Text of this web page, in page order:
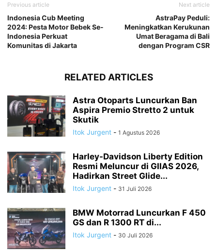
Previous article
Indonesia Cub Meeting
2024: Pesta Motor Bebek Se-
Indonesia Perkuat
Komunitas di Jakarta
Next article
AstraPay Peduli:
Meningkatkan Kerukunan
Umat Beragama di Bali
dengan Program CSR
RELATED ARTICLES
Astra Otoparts Luncurkan Ban
Aspira Premio Stretto 2 untuk
Skutik
Itok Jurgent - 1 Agustus 2026
Harley-Davidson Liberty Edition
Resmi Meluncur di GIIAS 2026,
Hadirkan Street Glide...
Itok Jurgent - 31 Juli 2026
BMW Motorrad Luncurkan F 450
GS dan R 1300 RT di...
Itok Jurgent - 30 Juli 2026